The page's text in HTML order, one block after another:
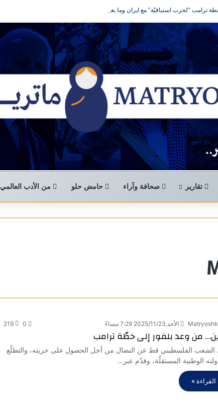
ترامب “لحرب استباقيّة” مع ايران وما بعدها
تقارير صحافة وآراء حامض حلو من الأدب العالمي
الأحد,2025/11/23 7:29 مساءً 0
219
من وعد بلفور إلى خطّة ترامب
الشعب الفلسطيني قط عن النضال من أجل الحصول على حريته، والتطلّع
الوطنية المستقلّة، وقدّم عبر…
»